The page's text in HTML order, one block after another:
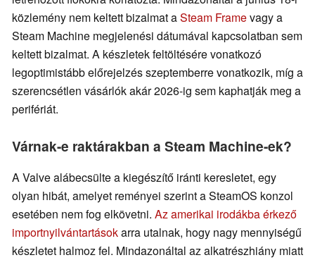
közlemény nem keltett bizalmat aSteam Framevagy a
Steam Machine megjelenési dátumával kapcsolatban sem
keltett bizalmat. A készletek feltöltésére vonatkozó
legoptimistább előrejelzés szeptemberre vonatkozik, míg a
szerencsétlen vásárlók akár 2026-ig sem kaphatják meg a
perifériát.
Várnak-e raktárakban a Steam Machine-ek?
A Valve alábecsülte a kiegészítő iránti keresletet, egy
olyan hibát, amelyet reményei szerint a SteamOS konzol
esetében nem fog elkövetni. Az amerikai irodákba érkező
importnyilvántartásokarra utalnak, hogy nagy mennyiségű
készletet halmoz fel. Mindazonáltal az alkatrészhiány miatt